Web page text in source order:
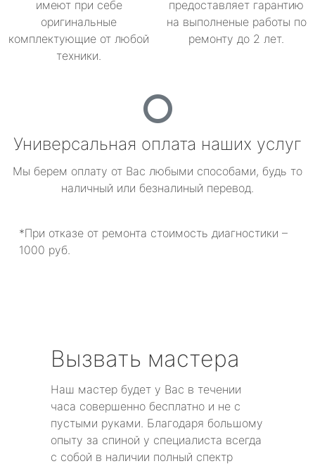
имеют при себе
оригинальные
комплектующие от любой
техники.
предоставляет гарантию
на выполненые работы по
ремонту до 2 лет.
Универсальная оплата наших услуг
Мы берем оплату от Вас любыми способами, будь то
наличный или безналиный перевод.
*При отказе от ремонта стоимость диагностики –
1000 руб.
Вызвать мастера
Наш мастер будет у Вас в течении
часа совершенно бесплатно и не с
пустыми руками. Благодаря большому
опыту за спиной у специалиста всегда
с собой в наличии полный спектр